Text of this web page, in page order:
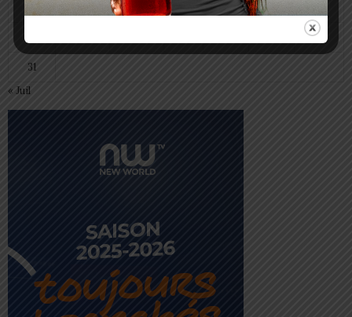
17 18 19 21 22 23
30
31
« Juil